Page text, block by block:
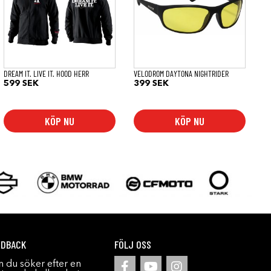
DREAM IT. LIVE IT. HOOD HERR
599SEK
KÖP NU
varianter.
De
olika
alternativen
på
produktsidan
VELODROM DAYTONA NIGHTRIDER
399SEK
KÖP NU
du söker efter en
FÖLJ OSS